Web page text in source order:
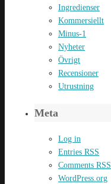
Ingredienser
Kommersiellt
Minus-1
Nyheter
Övrigt
Recensioner
Utrustning
Meta
Log in
Entries RSS
Comments RSS
WordPress.org